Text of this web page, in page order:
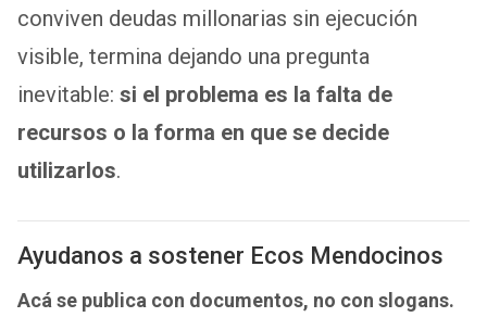
conviven deudas millonarias sin ejecución
visible, termina dejando una pregunta
inevitable: si el problema es la falta de
recursos o la forma en que se decide
utilizarlos.
Ayudanos a sostener Ecos Mendocinos
Acá se publica con documentos, no con slogans.